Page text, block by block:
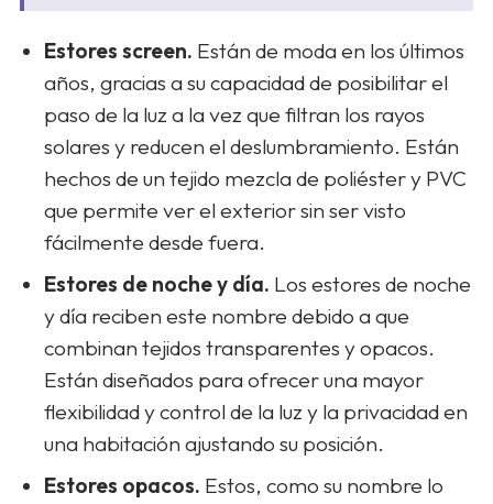
Estores screen. Están de moda en los últimos
años, gracias a su capacidad de posibilitar el
paso de la luz a la vez que filtran los rayos
solares y reducen el deslumbramiento. Están
hechos de un tejido mezcla de poliéster y PVC
que permite ver el exterior sin ser visto
fácilmente desde fuera.
Estores de noche y día. Los estores de noche
y día reciben este nombre debido a que
combinan tejidos transparentes y opacos.
Están diseñados para ofrecer una mayor
flexibilidad y control de la luz y la privacidad en
una habitación ajustando su posición.
Estores opacos. Estos, como su nombre lo